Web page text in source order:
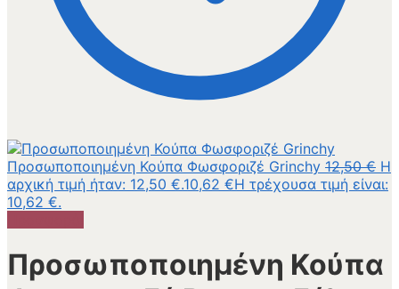
Προσωποποιημένη Κούπα Φωσφοριζέ Grinchy 12,50€ Η
αρχική τιμή ήταν: 12,50 €.10,62 €Η τρέχουσα τιμή είναι:
10,62 €.
Προσωποποιημένη Κούπα